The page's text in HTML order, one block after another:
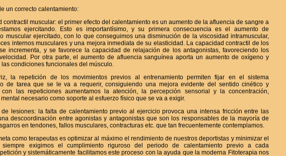
un correcto calentamiento:
contractil muscular: el primer efecto del calentamiento es un aumento de la afluencia de sangre a
ejercitando. Esto es importantísimo, y su primera consecuencia es el aumento de
muscular ejercitado, con lo que conseguimos una disminución de la viscosidad intramuscular,
internos musculares y una mejora inmediata de su elasticidad. La capacidad contractil de los
incrementa, y se favorece la capacidad de relajación de los antagonistas, favoreciendo los
Por otra parte, el aumento de afluencia sanguínea aporta un aumento de oxígeno y
condiciones funcionales del músculo.
la repetición de los movimientos previos al entrenamiento permiten fijar en el sistema
de tarea que se le va a requerir, consiguiendo una mejora evidente del sentido cinético y
las repeticiones aumentamos la atención, la percepción sensorial y la concentración,
necesario como soporte al esfuerzo físico que se va a exigir.
lesiones: la falta de calentamiento previo al ejercicio provoca una intensa fricción entre las
descoordinación entre agonistas y antagonistas que son los responsables de la mayoría de
en tendones, fallos musculares, contracturas etc. que tan frecuentemente contemplamos.
como terapeutas es optimizar al máximo el rendimiento de nuestros deportistas y minimizar el
exigimos el cumplimiento riguroso del periodo de calentamiento previo a cada
y sistemáticamente facilitamos este proceso con la ayuda que la moderna Fitoterapia nos